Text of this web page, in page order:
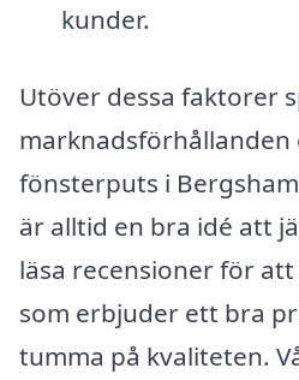
kunder.
Utöver dessa faktorer
fönsterputs i
är alltid en bra idé att
läsa recensioner för
som erbjuder ett bra
tumma på kvaliteten.